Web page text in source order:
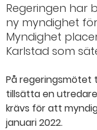
Regeringen har
ny myndighet
Myndighet
Karlstad som
På regeringsmötet
tillsätta en
krävs för att
januari 2022.